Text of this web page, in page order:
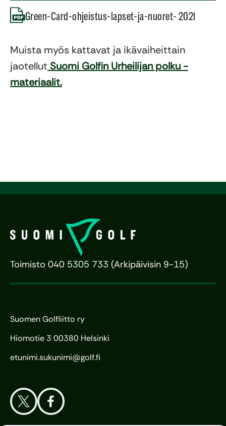
Muista myös kattavat ja ikävaiheittain
jaotellut Suomi Golfin Urheilijan polku -
materiaalit.
Green-Card-ohjeistus-lapset-ja-nuoret- 2021
Toimisto 040 5305 733 (Arkipäivisin 9-15)
Suomen Golfliitto ry
Hiomotie 3 00380 Helsinki
etunimi.sukunimi@golf.fi